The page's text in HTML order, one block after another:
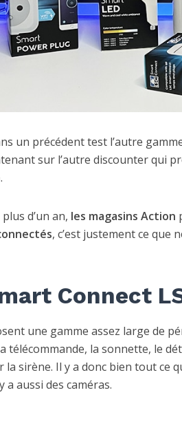
un précédent test l’autre
sur l’autre discounter qui
.
d’un an, les magasins Action
, c’est justement ce que
Connect
une gamme assez large de
télécommande, la sonnette, le
sirène. Il y a donc bien tout ce
a aussi des caméras.